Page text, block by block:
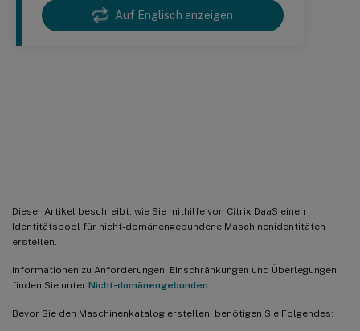
Auf Englisch anzeigen
Dieser Artikel beschreibt, wie Sie mithilfe von Citrix DaaS einen
Identitätspool für nicht-domänengebundene Maschinenidentitäten
erstellen.
Informationen zu Anforderungen, Einschränkungen und Überlegungen
finden Sie unter Nicht-domänengebunden
Bevor Sie den Maschinenkatalog erstellen, benötigen Sie Folgendes: